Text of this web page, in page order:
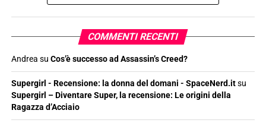
COMMENTI RECENTI
Andrea su Cos’è successo ad Assassin’s Creed?
Supergirl - Recensione: la donna del domani - SpaceNerd.itsu
Supergirl – Diventare Super, la recensione: Le origini della
Ragazza d’Acciaio